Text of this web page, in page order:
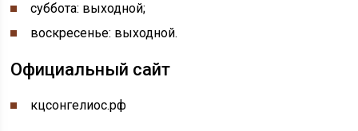
суббота: выходной;
воскресенье: выходной.
Официальный сайт
кцсонгелиос.рф